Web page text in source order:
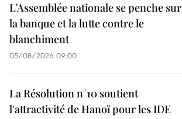
L’Assemblée nationale se penche sur
la banque et la lutte contre le
blanchiment
05/08/2026 09:00
La Résolution n°10 soutient
l'attractivité de Hanoï pour les IDE